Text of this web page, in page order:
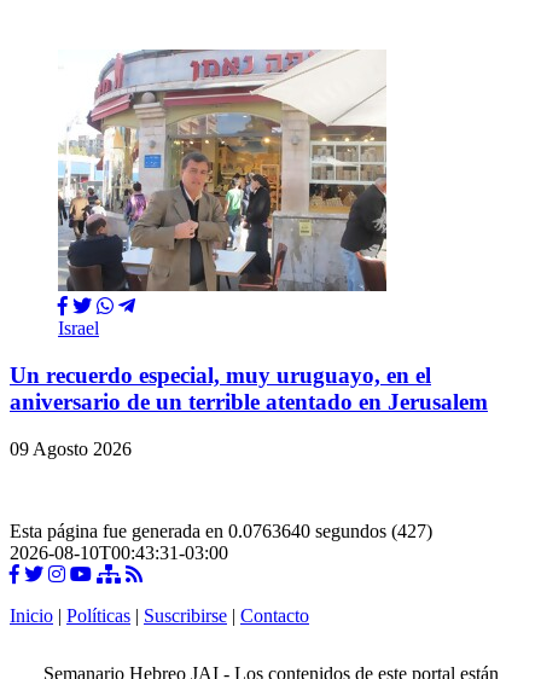
Israel
Un recuerdo especial, muy uruguayo, en el
aniversario de un terrible atentado en Jerusalem
09 Agosto 2026
Esta página fue generada en 0.0763640 segundos (427)
2026-08-10T00:43:31-03:00
Inicio | Políticas | Suscribirse | Contacto
Semanario Hebreo JAI - Los contenidos de este portal están